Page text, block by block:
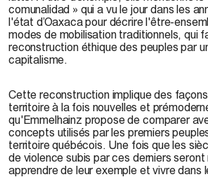
comunalidad » qui a vu le jour dans les
l'état d’Oaxaca pour décrire l'être-
modes de mobilisation traditionnels, qui
reconstruction éthique des peuples par
capitalisme.
Cette reconstruction implique des
territoire à la fois nouvelles et
qu'Emmelhainz propose de comparer
concepts utilisés par les premiers
territoire québécois. Une fois que les
de violence subis par ces derniers
apprendre de leur exemple et vivre dans